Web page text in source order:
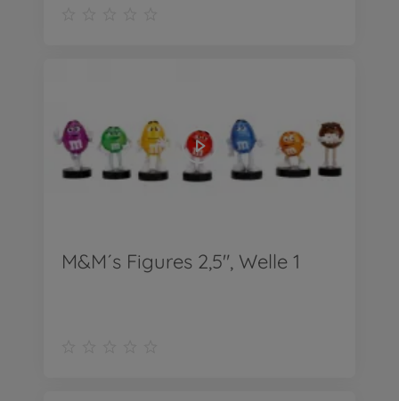
M&M´s Figures 2,5", Welle 1